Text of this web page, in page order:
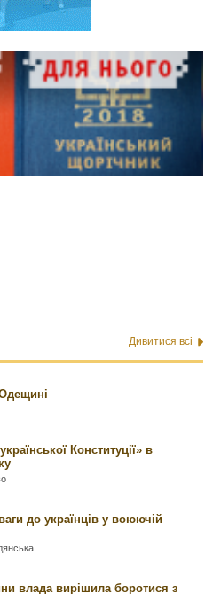
Дивитися всі
Конституції» в
до українців у воюючій
влада вирішила боротися з